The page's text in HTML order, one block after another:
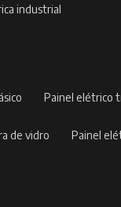
industrial
painel elétrico
de vidro painel